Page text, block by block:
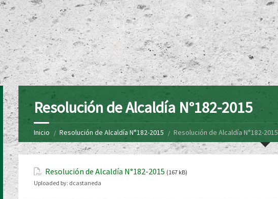
Resolución de Alcaldía N°182-2015
Inicio Resolución de Alcaldía N°182-2015 Resolución de Alcaldía N°182-2015
Resolución de Alcaldía N°182-2015 (167 kB)
Uploaded by: dcastaneda